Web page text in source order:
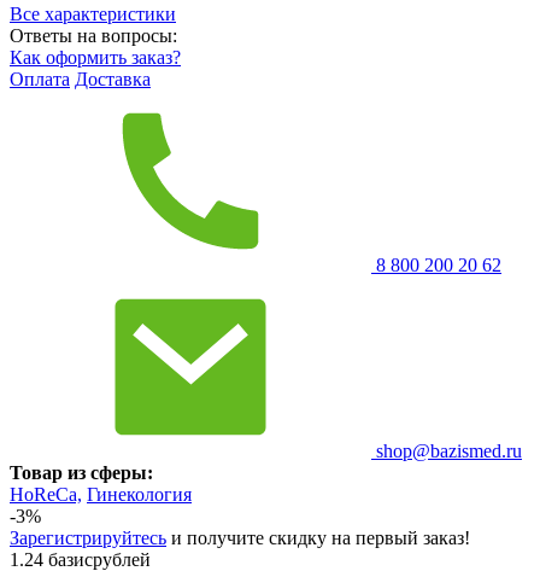
Все характеристики
Ответы на вопросы:
Как оформить заказ?
Оплата Доставка
8 800 200 20 62
shop@bazismed.ru
Товар из сферы:
HoReCa, Гинекология
-3%
Зарегистрируйтесь и получите скидку на первый заказ!
1.24 базисрублей